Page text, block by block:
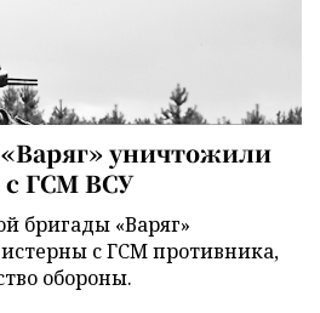
уничтожили
ГСМ ВСУ
бригады «Варяг»
с ГСМ противника,
обороны.